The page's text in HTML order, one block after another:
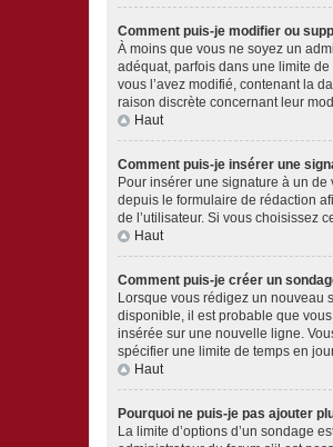
Comment puis-je modifier ou
À moins que vous ne soyez un
adéquat, parfois dans une limite
vous l’avez modifié, contenant la
raison discrète concernant leur
Haut
Comment puis-je insérer une
Pour insérer une signature à un
depuis le formulaire de rédaction
de l’utilisateur. Si vous choisissez
Haut
Comment puis-je créer un
Lorsque vous rédigez un nouveau
disponible, il est probable que
insérée sur une nouvelle ligne.
spécifier une limite de temps en
Haut
Pourquoi ne puis-je pas ajouter
La limite d’options d’un sondage